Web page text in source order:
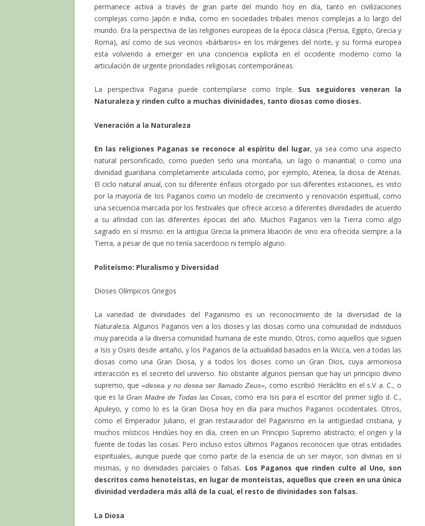
permanece activa a través de gran parte del mundo hoy en día, tanto en civilizaciones
complejas como Japón e India, como en sociedades tribales menos complejas a lo largo del
mundo. Era la perspectiva de las religiones europeas de la época clásica (Persia, Egipto, Grecia y
Roma), así como de sus vecinos «bárbaros» en los márgenes del norte, y su forma europea
esta volviendo a emerger en una conciencia explícita en el occidente moderno como la
articulación de urgente prioridades religiosas contemporáneas.
La perspectiva Pagana puede contemplarse como triple. Sus seguidores veneran la
Naturaleza y rinden culto a muchas divinidades, tanto diosas como dioses.
Veneración a la Naturaleza
En las religiones Paganas se reconoce al espíritu del lugar, ya sea como una aspecto
natural personificado, como pueden serlo una montaña, un lago o manantial; o como una
divinidad guardiana completamente articulada como, por ejemplo, Atenea, la diosa de Atenas.
El ciclo natural anual, con su diferente énfasis otorgado por sus diferentes estaciones, es visto
por la mayoría de los Paganos como un modelo de crecimiento y renovación espiritual, como
una secuencia marcada por los festivales que ofrece acceso a diferentes divinidades de acuerdo
a su afinidad con las diferentes épocas del año. Muchos Paganos ven la Tierra como algo
sagrado en sí mismo: en la antigua Grecia la primera libación de vino era ofrecida siempre a la
Tierra, a pesar de que no tenía sacerdocio ni templo alguno.
Politeísmo: Pluralismo y Diversidad
Dioses Olímpicos Griegos
La variedad de divinidades del Paganismo es un reconocimiento de la diversidad de la
Naturaleza. Algunos Paganos ven a los dioses y las diosas como una comunidad de individuos
muy parecida a la diversa comunidad humana de este mundo. Otros, como aquellos que siguen
a Isis y Osiris desde antaño, y los Paganos de la actualidad basados en la Wicca, ven a todas las
diosas como una Gran Diosa, y a todos los dioses como un Gran Dios, cuya armoniosa
interacción es el secreto del universo. No obstante algunos piensan que hay un principio divino
supremo, que«desea y no desea ser llamado Zeus», como escribió Heráclito en el s.V a. C., o
que es laGran Madre de Todas las Cosas, como era Isis para el escritor del primer siglo d. C.,
Apuleyo, y como lo es la Gran Diosa hoy en día para muchos Paganos occidentales. Otros,
como el Emperador Juliano, el gran restaurador del Paganismo en la antigüedad cristiana, y
muchos místicos Hindúes hoy en día, creen en un Principio Supremo abstracto; el origen y la
fuente de todas las cosas. Pero incluso estos últimos Paganos reconocen que otras entidades
espirituales, aunque puede que como parte de la esencia de un ser mayor, son divinas en sí
mismas, y no divinidades parciales o falsas. Los Paganos que rinden culto al Uno, son
descritos como henoteístas, en lugar de monteístas, aquellos que creen en una única
divinidad verdadera más allá de la cual, el resto de divinidades son falsas.
La Diosa